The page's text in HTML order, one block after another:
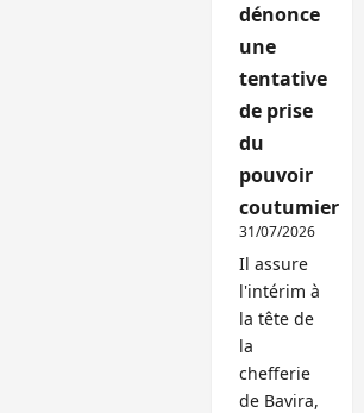
dénonce
une
tentative
de prise
du
pouvoir
coutumier
31/07/2026
Il assure
l'intérim à
la tête de
la
chefferie
de Bavira,